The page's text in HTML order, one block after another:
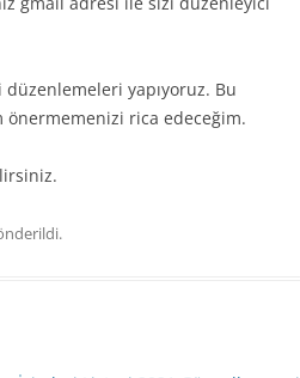
düzenlemeleri yapıyoruz. Bu
rica edeceğim.